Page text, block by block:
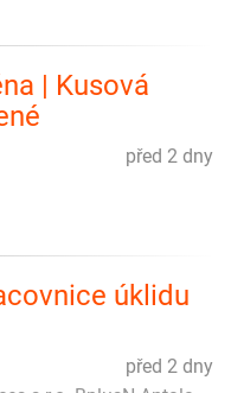
| Kusová
před 2 dny
úklidu
před 2 dny